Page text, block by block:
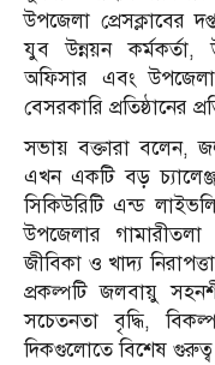
উপজেলা প্রেসক্লাবের
যুব উন্নয়ন কর্মকর্তা,
অফিসার এবং উপজেলা
বেসরকারি প্রতিষ্ঠানের
সভায় বক্তারা বলেন,
এখন একটি বড়
সিকিউরিটি এন্ড
উপজেলার
জীবিকা ও খাদ্য
প্রকল্পটি জলবায়ু
সচেতনতা বৃদ্ধি,
দিকগুলোতে বিশেষ গুরুত্ব